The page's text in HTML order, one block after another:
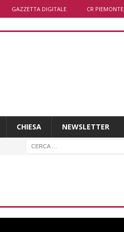
GAZZETTA DIGITALE CR PIEMONTE
CHIESA NEWSLETTER